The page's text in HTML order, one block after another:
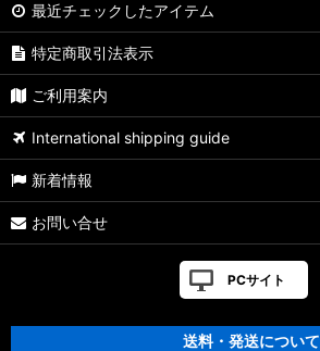
最近チェックしたアイテム
特定商取引法表示
ご利用案内
International shipping guide
新着情報
お問い合せ
PCサイト
送料・発送について